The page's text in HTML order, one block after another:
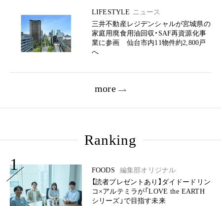
LIFESTYLE ニュース
三井不動産レジデンシャルが宮城県の
家庭用廃食用油回収・SAF再資源化事
業に参画 仙台市内11物件約2,800戸
へ
more
Ranking
1 FOODS
編集部オリジナル
【読者プレゼントあり】ダイドードリン
コ×アルテミラが「LOVE the EARTH
シリーズ」で目指す未来